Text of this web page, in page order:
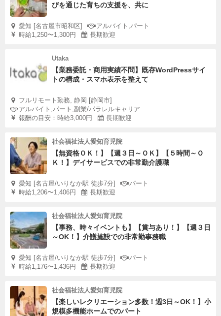
びを通じた育ちの支援を、共に
愛知 [名古屋市昭和区]
アルバイト,パート
時給1,250〜1,300円
長期歓迎
Utaka
【業務委託・商用実績不問】既存WordPressサイ
トの構成・スマホ表示を整えて
フルリモート勤務, 静岡 [静岡市]
アルバイト,パート,副業/パラレルキャリア
報酬の目安：時給3,000円
長期歓迎
社会福祉法人愛知育児院
【無資格ＯＫ！】【週３日～ＯＫ】【５時間～Ｏ
Ｋ！】デイサービスでの非常勤介護職
愛知 [名古屋/いりなか駅 徒歩7分]
パート
時給1,206〜1,406円
長期歓迎
社会福祉法人愛知育児院
【事務、時々イベントも】【賞与あり！】【週３日
～OK！】介護施設での非常勤事務職
愛知 [名古屋/いりなか駅 徒歩7分]
パート
時給1,176〜1,436円
長期歓迎
社会福祉法人愛知育児院
【楽しいレクリエーション多数！週3日～OK！】小
規模多機能ホームでのパート